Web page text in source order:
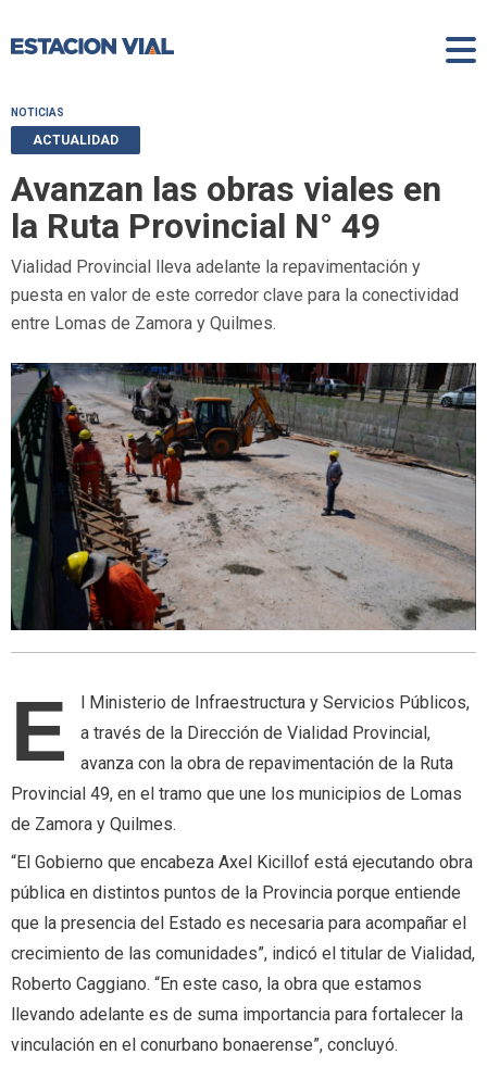
NOTICIAS
ACTUALIDAD
Avanzan las obras viales en
la Ruta Provincial N° 49
Vialidad Provincial lleva adelante la repavimentación y
puesta en valor de este corredor clave para la conectividad
entre Lomas de Zamora y Quilmes.
E
l Ministerio de Infraestructura y Servicios Públicos,
a través de la Dirección de Vialidad Provincial,
avanza con la obra de repavimentación de la Ruta
Provincial 49, en el tramo que une los municipios de Lomas
de Zamora y Quilmes.
“El Gobierno que encabeza Axel Kicillof está ejecutando obra
pública en distintos puntos de la Provincia porque entiende
que la presencia del Estado es necesaria para acompañar el
crecimiento de las comunidades”, indicó el titular de Vialidad,
Roberto Caggiano. “En este caso, la obra que estamos
llevando adelante es de suma importancia para fortalecer la
vinculación en el conurbano bonaerense”, concluyó.